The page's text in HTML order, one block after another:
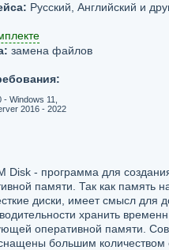
Русский, Английский и
замена файлов
Windows 11,
2016 - 2022
Disk - программа для
памяти. Так как память
диски, имеет смысл для
хранить
оперативной памяти.
большим количеством